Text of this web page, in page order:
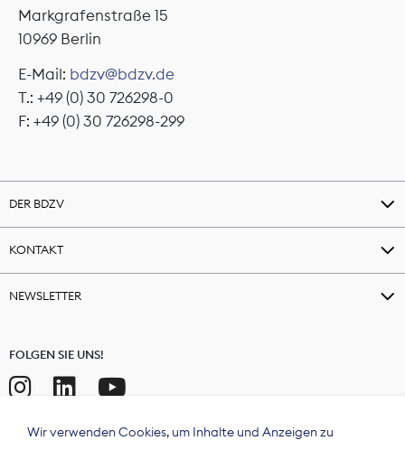
Markgrafenstraße 15
10969 Berlin
E-Mail: bdzv@bdzv.de
T.: +49 (0) 30 726298-0
F: +49 (0) 30 726298-299
DER BDZV
KONTAKT
NEWSLETTER
FOLGEN SIE UNS!
Wir verwenden Cookies, um Inhalte und Anzeigen zu